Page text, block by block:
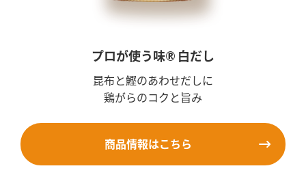
プロが使う味® 白だし
昆布と鰹のあわせだしに
鶏がらのコクと旨み
商品情報はこちら